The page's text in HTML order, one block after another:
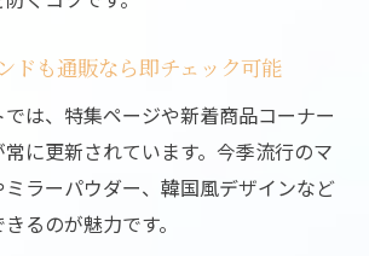
ドも通販なら即チェック可能
は、特集ページや新着商品コーナー
に更新されています。今季流行のマ
ラーパウダー、韓国風デザインなど
るのが魅力です。